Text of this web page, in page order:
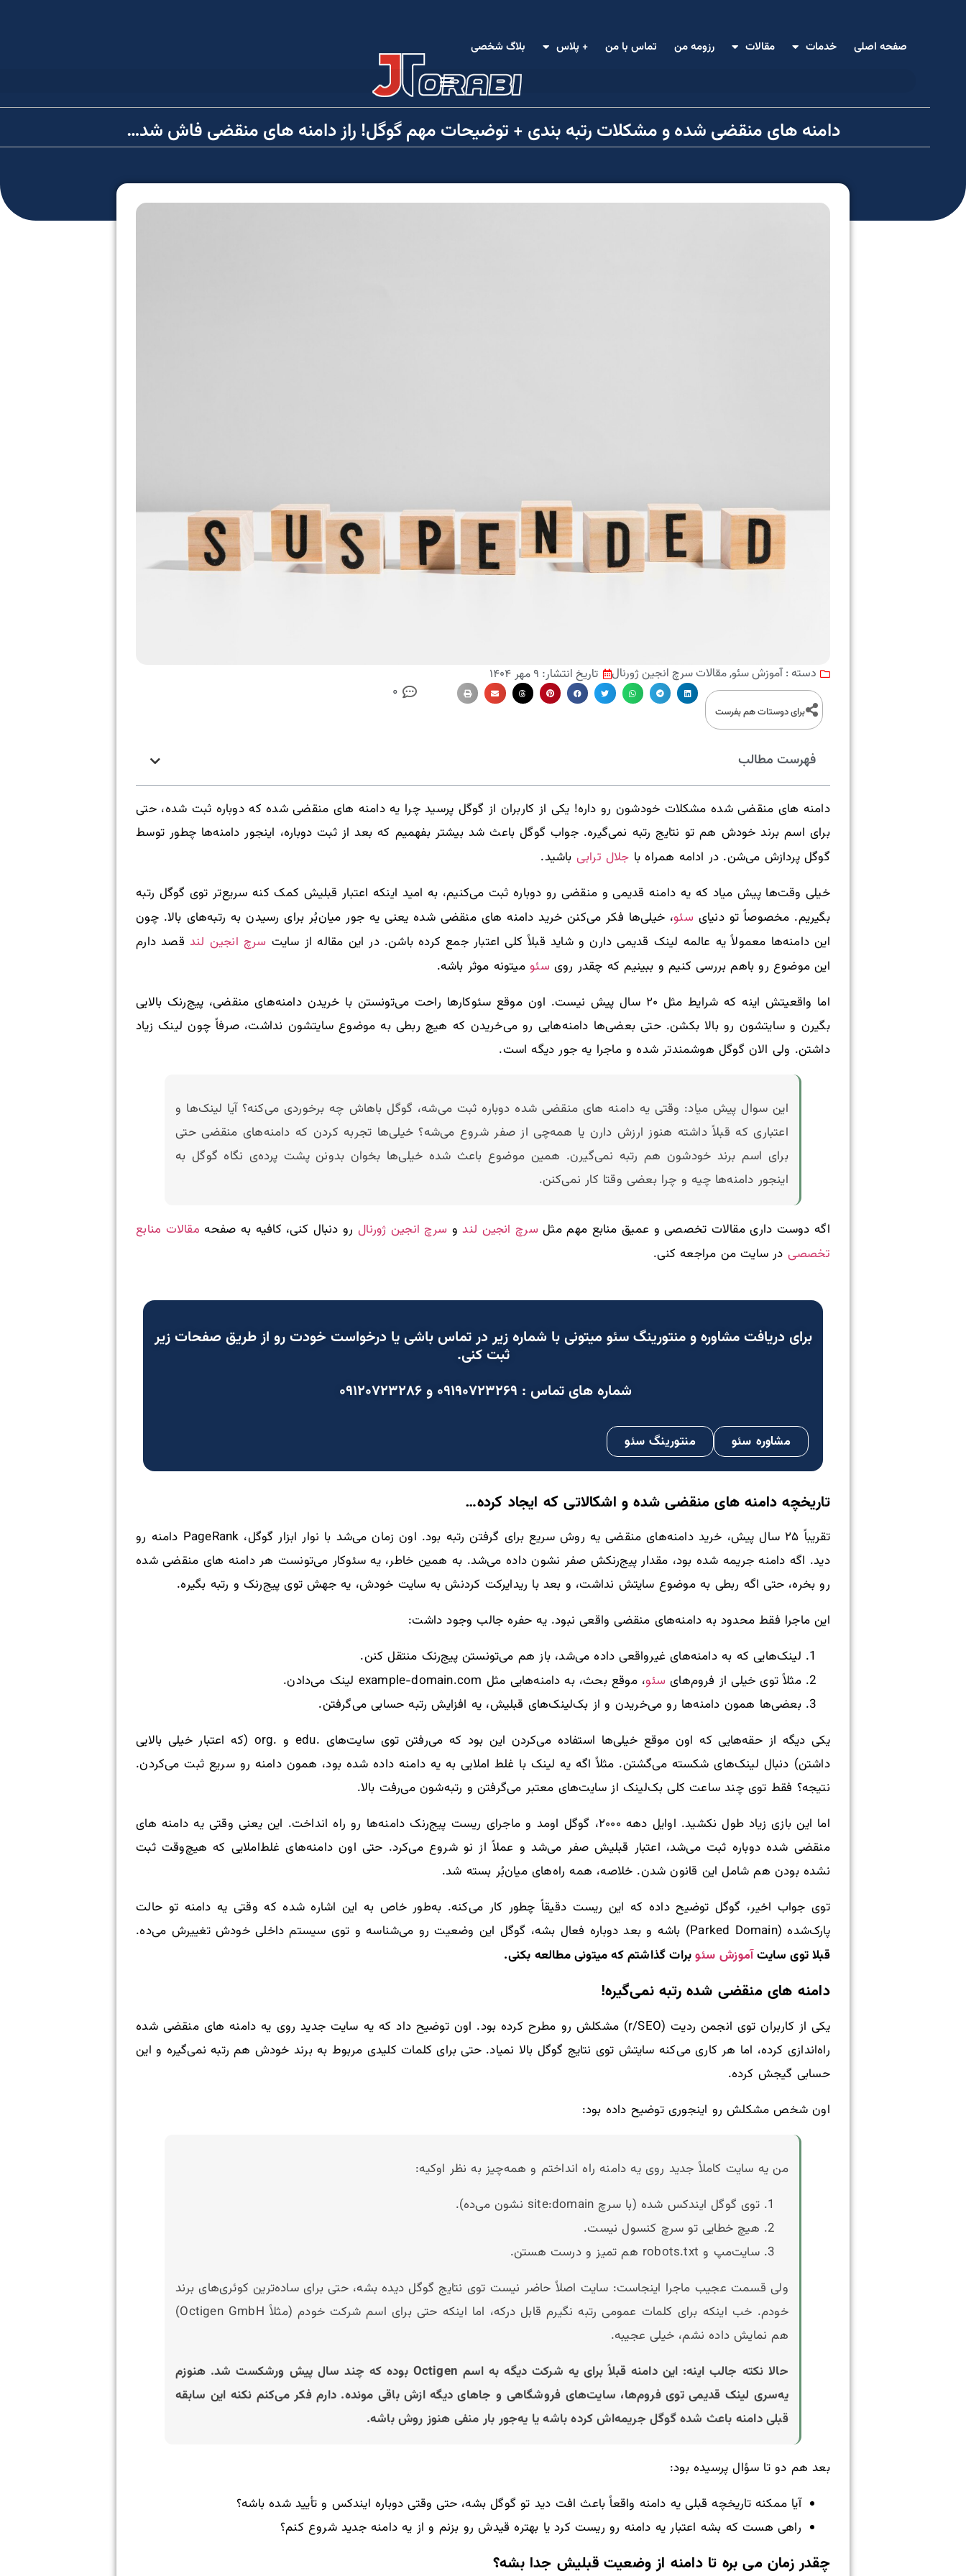
صفحه اصلی خدمات مقالات رزومه من تماس با من + پلاس بلاگ شخصی
دامنه‌ های منقضی‌ شده و مشکلات رتبه‌ بندی + توضیحات مهم گوگل! راز دامنه های منقضی فاش شد…
دسته : آموزش سئو,مقالات سرچ انجین ژورنال تاریخ انتشار: ۹ مهر ۱۴۰۴
برای دوستات هم بفرست
0
فهرست مطالب
دامنه های منقضی شده مشکلات خودشون رو داره! یکی از کاربران از گوگل پرسید چرا یه دامنه های منقضی شده که دوباره ثبت شده، حتی
برای اسم برند خودش هم تو نتایج رتبه نمی‌گیره. جواب گوگل باعث شد بیشتر بفهمیم که بعد از ثبت دوباره، اینجور دامنه‌ها چطور توسط
گوگل پردازش می‌شن. در ادامه همراه با جلال ترابی باشید.
خیلی وقت‌ها پیش میاد که یه دامنه قدیمی و منقضی رو دوباره ثبت می‌کنیم، به امید اینکه اعتبار قبلیش کمک کنه سریع‌تر توی گوگل رتبه
بگیریم. مخصوصاً تو دنیایسئو، خیلی‌ها فکر می‌کنن خرید دامنه های منقضی شده یعنی یه جور میان‌بُر برای رسیدن به رتبه‌های بالا. چون
این دامنه‌ها معمولاً یه عالمه لینک قدیمی دارن و شاید قبلاً کلی اعتبار جمع کرده باشن. در این مقاله از سایت سرچ انجین لندقصد دارم
این موضوع رو باهم بررسی کنیم و ببینیم که چقدر رویسئومیتونه موثر باشه.
اما واقعیتش اینه که شرایط مثل ۲۰ سال پیش نیست. اون موقع سئوکارها راحت می‌تونستن با خریدن دامنه‌های منقضی، پیج‌رنک بالایی
بگیرن و سایتشون رو بالا بکشن. حتی بعضی‌ها دامنه‌هایی رو می‌خریدن که هیچ ربطی به موضوع سایتشون نداشت، صرفاً چون لینک زیاد
داشتن. ولی الان گوگل هوشمندتر شده و ماجرا یه جور دیگه است.
این سوال پیش میاد: وقتی یه دامنه های منقضی شده دوباره ثبت می‌شه، گوگل باهاش چه برخوردی می‌کنه؟ آیا لینک‌ها و
اعتباری که قبلاً داشته هنوز ارزش دارن یا همه‌چی از صفر شروع می‌شه؟ خیلی‌ها تجربه کردن که دامنه‌های منقضی حتی
برای اسم برند خودشون هم رتبه نمی‌گیرن. همین موضوع باعث شده خیلی‌ها بخوان بدونن پشت پرده‌ی نگاه گوگل به
اینجور دامنه‌ها چیه و چرا بعضی وقتا کار نمی‌کنن.
اگه دوست داری مقالات تخصصی و عمیق منابع مهم مثلسرچ انجین لندو سرچ انجین ژورنالرو دنبال کنی، کافیه به صفحه مقالات منابع
تخصصی در سایت من مراجعه کنی.
برای دریافتمشاورهومنتورینگ سئو میتونی با شماره زیر در تماس باشی یا درخواست خودت رو از طریق صفحات زیر
ثبت کنی.
شماره های تماس : ۰۹۱۹۰۷۲۳۲۶۹ و ۰۹۱۲۰۷۲۳۲۸۶
مشاوره سئو منتورینگ سئو
تاریخچه دامنه‌ های منقضی شده و اشکالاتی که ایجاد کرده…
تقریباً ۲۵ سال پیش، خرید دامنه‌های منقضی یه روش سریع برای گرفتن رتبه بود. اون زمان می‌شد با نوار ابزار گوگل، PageRank دامنه رو
دید. اگه دامنه جریمه شده بود، مقدار پیج‌رنکش صفر نشون داده می‌شد. به همین خاطر، یه سئوکار می‌تونست هر دامنه های منقضی شده
رو بخره، حتی اگه ربطی به موضوع سایتش نداشت، و بعد با ریدایرکت کردنش به سایت خودش، یه جهش توی پیج‌رنک و رتبه بگیره.
این ماجرا فقط محدود به دامنه‌های منقضی واقعی نبود. یه حفره جالب وجود داشت:
لینک‌هایی که به دامنه‌های غیرواقعی داده می‌شد، باز هم می‌تونستن پیج‌رنک منتقل کنن.
مثلاً توی خیلی از فروم‌هایسئو، موقع بحث، به دامنه‌هایی مثل example-domain.com لینک می‌دادن.
بعضی‌ها همون دامنه‌ها رو می‌خریدن و از بک‌لینک‌های قبلیش، یه افزایش رتبه حسابی می‌گرفتن.
یکی دیگه از حقه‌هایی که اون موقع خیلی‌ها استفاده می‌کردن این بود که می‌رفتن توی سایت‌های .edu و .org (که اعتبار خیلی بالایی
داشتن) دنبال لینک‌های شکسته می‌گشتن. مثلاً اگه یه لینک با غلط املایی به یه دامنه داده شده بود، همون دامنه رو سریع ثبت می‌کردن.
نتیجه؟ فقط توی چند ساعت کلی بک‌لینک از سایت‌های معتبر می‌گرفتن و رتبه‌شون می‌رفت بالا.
اما این بازی زیاد طول نکشید. اوایل دهه ۲۰۰۰، گوگل اومد و ماجرای ریست پیج‌رنک دامنه‌ها رو راه انداخت. این یعنی وقتی یه دامنه های
منقضی شده دوباره ثبت می‌شد، اعتبار قبلیش صفر می‌شد و عملاً از نو شروع می‌کرد. حتی اون دامنه‌های غلط‌املایی که هیچ‌وقت ثبت
نشده بودن هم شامل این قانون شدن. خلاصه، همه راه‌های میان‌بُر بسته شد.
توی جواب اخیر، گوگل توضیح داده که این ریست دقیقاً چطور کار می‌کنه. به‌طور خاص به این اشاره شده که وقتی یه دامنه تو حالت
پارک‌شده (Parked Domain) باشه و بعد دوباره فعال بشه، گوگل این وضعیت رو می‌شناسه و توی سیستم داخلی خودش تغییرش می‌ده.
قبلا توی سایتآموزش سئوبرات گذاشتم که میتونی مطالعه بکنی.
دامنه های منقضی شده رتبه نمی‌گیره!
یکی از کاربران توی انجمن ردیت (r/SEO) مشکلش رو مطرح کرده بود. اون توضیح داد که یه سایت جدید روی یه دامنه های منقضی شده
راه‌اندازی کرده، اما هر کاری می‌کنه سایتش توی نتایج گوگل بالا نمیاد. حتی برای کلمات کلیدی مربوط به برند خودش هم رتبه نمی‌گیره و این
حسابی گیجش کرده.
اون شخص مشکلش رو اینجوری توضیح داده بود:
من یه سایت کاملاً جدید روی یه دامنه راه انداختم و همه‌چیز به نظر اوکیه:
توی گوگل ایندکس شده (با سرچ site:domain نشون می‌ده).
هیچ خطایی تو سرچ کنسول نیست.
سایت‌مپ و robots.txt هم تمیز و درست هستن.
ولی قسمت عجیب ماجرا اینجاست: سایت اصلاً حاضر نیست توی نتایج گوگل دیده بشه، حتی برای ساده‌ترین کوئری‌های برند
خودم. خب اینکه برای کلمات عمومی رتبه نگیرم قابل درکه، اما اینکه حتی برای اسم شرکت خودم (مثلاً Octigen GmbH)
هم نمایش داده نشم، خیلی عجیبه.
حالا نکته جالب اینه: این دامنه قبلاً برای یه شرکت دیگه به اسم Octigen بوده که چند سال پیش ورشکست شد. هنوزم
یه‌سری لینک قدیمی توی فروم‌ها، سایت‌های فروشگاهی و جاهای دیگه ازش باقی مونده. دارم فکر می‌کنم نکنه این سابقه
قبلی دامنه باعث شده گوگل جریمه‌اش کرده باشه یا یه‌جور بار منفی هنوز روش باشه.
بعد هم دو تا سؤال پرسیده بود:
آیا ممکنه تاریخچه قبلی یه دامنه واقعاً باعث افت دید تو گوگل بشه، حتی وقتی دوباره ایندکس و تأیید شده باشه؟
راهی هست که بشه اعتبار یه دامنه رو ریست کرد یا بهتره قیدش رو بزنم و از یه دامنه جدید شروع کنم؟
چقدر زمان می‌ بره تا دامنه از وضعیت قبلیش جدا بشه؟